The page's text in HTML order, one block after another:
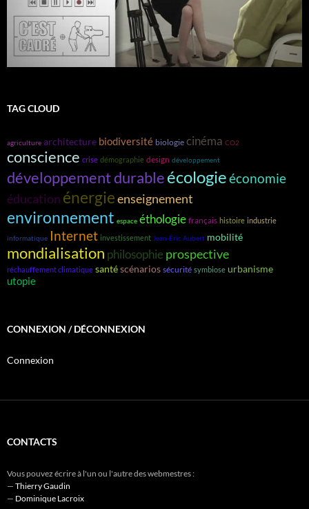
TAG CLOUD
agriculture architecture biodiversité biologie cinéma CO2
conscience crise démographie design développement
développement durableécologieéconomie
éducation énergieenseignement
environnement espace éthologie français histoire industrie
informatique Internet investissement Jean-Éric Aubert mobilité
mondialisation philosophie prospective
réchauffement climatique santéscénarios sécurité symbiose urbanisme
utopie
CONNEXION / DÉCONNEXION
Connexion
CONTACTS
Vous pouvez écrire à l'un ou l'autre des webmestres :
— Thierry Gaudin
— Dominique Lacroix